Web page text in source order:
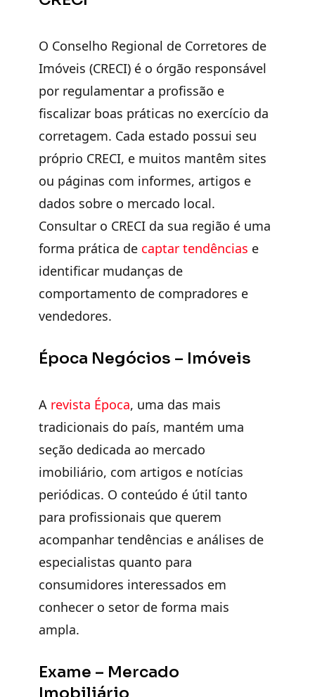
O Conselho Regional de Corretores de
Imóveis (CRECI) é o órgão responsável
por regulamentar a profissão e
fiscalizar boas práticas no exercício da
corretagem. Cada estado possui seu
próprio CRECI, e muitos mantêm sites
ou páginas com informes, artigos e
dados sobre o mercado local.
Consultar o CRECI da sua região é uma
forma prática de captar tendências e
identificar mudanças de
comportamento de compradores e
vendedores.
Época Negócios – Imóveis
A revista Época, uma das mais
tradicionais do país, mantém uma
seção dedicada ao mercado
imobiliário, com artigos e notícias
periódicas. O conteúdo é útil tanto
para profissionais que querem
acompanhar tendências e análises de
especialistas quanto para
consumidores interessados em
conhecer o setor de forma mais
ampla.
Exame – Mercado